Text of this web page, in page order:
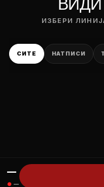
ИЗБЕРИ
СИТЕ НАТПИСИ
—
● —